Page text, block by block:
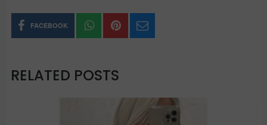
FACEBOOK
RELATED POSTS